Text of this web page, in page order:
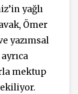
yağlı
Ömer
yazımsal
mektup